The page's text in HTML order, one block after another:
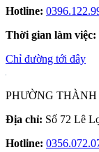
Hotline:
Thời gian làm việc:
Chỉ đường tới đây
PHƯỜNG
Địa chỉ: Số 72 Lê
Hotline: